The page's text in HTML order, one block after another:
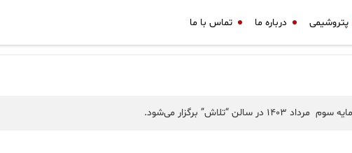
پتروشیمی درباره ما تماس با ما
برگزار می­‌شود.